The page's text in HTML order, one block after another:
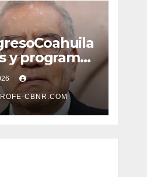
y programas
en
Raúl
CBNR.COM